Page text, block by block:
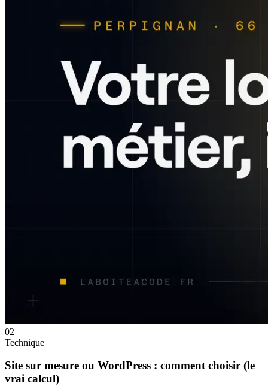
02
Technique
Site sur mesure ou WordPress : comment choisir (le
vrai calcul)